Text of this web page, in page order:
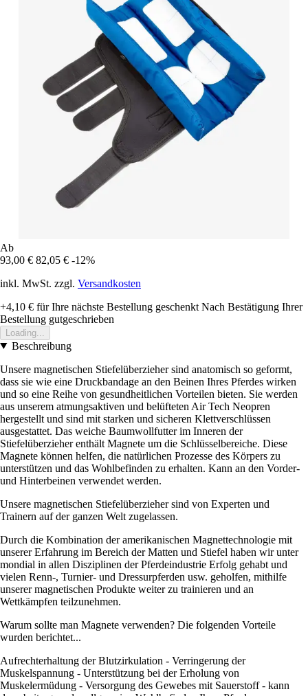
Ab
93,00 € 82,05 € -12%
inkl. MwSt. zzgl. Versandkosten
+4,10 € für Ihre nächste Bestellung geschenkt Nach Bestätigung Ihrer
Bestellung gutgeschrieben
Loading...
Beschreibung
Unsere magnetischen Stiefelüberzieher sind anatomisch so geformt,
dass sie wie eine Druckbandage an den Beinen Ihres Pferdes wirken
und so eine Reihe von gesundheitlichen Vorteilen bieten. Sie werden
aus unserem atmungsaktiven und belüfteten Air Tech Neopren
hergestellt und sind mit starken und sicheren Klettverschlüssen
ausgestattet. Das weiche Baumwollfutter im Inneren der
Stiefelüberzieher enthält Magnete um die Schlüsselbereiche. Diese
Magnete können helfen, die natürlichen Prozesse des Körpers zu
unterstützen und das Wohlbefinden zu erhalten. Kann an den Vorder-
und Hinterbeinen verwendet werden.
Unsere magnetischen Stiefelüberzieher sind von Experten und
Trainern auf der ganzen Welt zugelassen.
Durch die Kombination der amerikanischen Magnettechnologie mit
unserer Erfahrung im Bereich der Matten und Stiefel haben wir unter
mondial in allen Disziplinen der Pferdeindustrie Erfolg gehabt und
vielen Renn-, Turnier- und Dressurpferden usw. geholfen, mithilfe
unserer magnetischen Produkte weiter zu trainieren und an
Wettkämpfen teilzunehmen.
Warum sollte man Magnete verwenden? Die folgenden Vorteile
wurden berichtet...
Aufrechterhaltung der Blutzirkulation - Verringerung der
Muskelspannung - Unterstützung bei der Erholung von
Muskelermüdung - Versorgung des Gewebes mit Sauerstoff - kann